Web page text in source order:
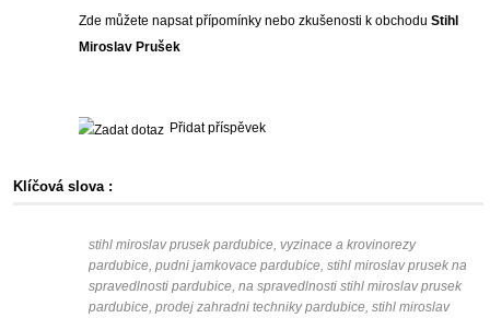
Zde můžete napsat přípomínky nebo zkušenosti k obchoduStihl
Miroslav Prušek
Přidat příspěvek
Klíčová slova :
stihl miroslav prusek pardubice, vyzinace a krovinorezy
pardubice, pudni jamkovace pardubice, stihl miroslav prusek na
spravedlnosti pardubice, na spravedlnosti stihl miroslav prusek
pardubice, prodej zahradni techniky pardubice, stihl miroslav